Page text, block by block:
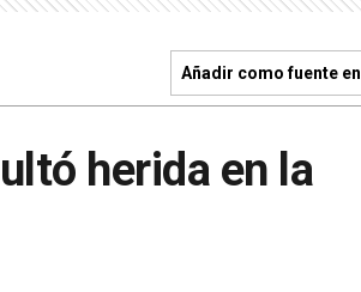
Añadir como fuente en
herida en la